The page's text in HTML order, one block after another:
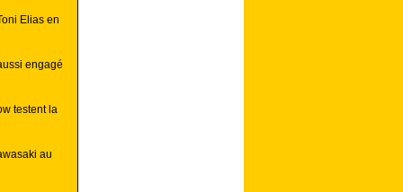
Elias en
engagé
testent la
au